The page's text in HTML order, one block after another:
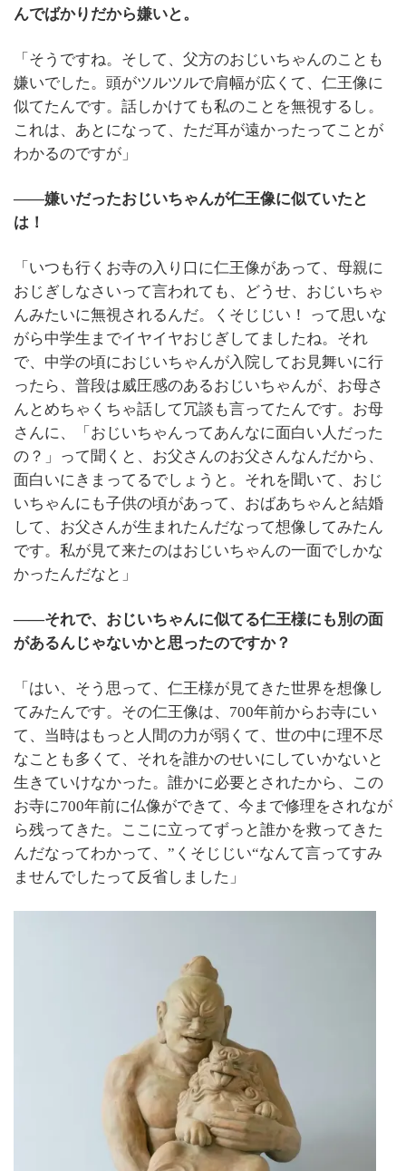
んでばかりだから嫌いと。
「そうですね。そして、父方のおじいちゃんのことも
嫌いでした。頭がツルツルで肩幅が広くて、仁王像に
似てたんです。話しかけても私のことを無視するし。
これは、あとになって、ただ耳が遠かったってことが
わかるのですが」
――嫌いだったおじいちゃんが仁王像に似ていたと
は！
「いつも行くお寺の入り口に仁王像があって、母親に
おじぎしなさいって言われても、どうせ、おじいちゃ
んみたいに無視されるんだ。くそじじい！ って思いな
がら中学生までイヤイヤおじぎしてましたね。それ
で、中学の頃におじいちゃんが入院してお見舞いに行
ったら、普段は威圧感のあるおじいちゃんが、お母さ
んとめちゃくちゃ話して冗談も言ってたんです。お母
さんに、「おじいちゃんってあんなに面白い人だった
の？」って聞くと、お父さんのお父さんなんだから、
面白いにきまってるでしょうと。それを聞いて、おじ
いちゃんにも子供の頃があって、おばあちゃんと結婚
して、お父さんが生まれたんだなって想像してみたん
です。私が見て来たのはおじいちゃんの一面でしかな
かったんだなと」
――それで、おじいちゃんに似てる仁王様にも別の面
があるんじゃないかと思ったのですか？
「はい、そう思って、仁王様が見てきた世界を想像し
てみたんです。その仁王像は、700年前からお寺にい
て、当時はもっと人間の力が弱くて、世の中に理不尽
なことも多くて、それを誰かのせいにしていかないと
生きていけなかった。誰かに必要とされたから、この
お寺に700年前に仏像ができて、今まで修理をされなが
ら残ってきた。ここに立ってずっと誰かを救ってきた
んだなってわかって、”くそじじい“なんて言ってすみ
ませんでしたって反省しました」